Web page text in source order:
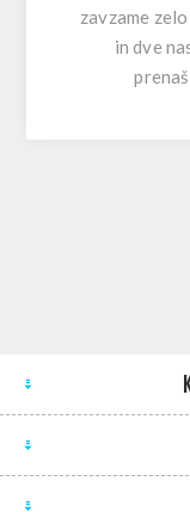
zavzame
in dve